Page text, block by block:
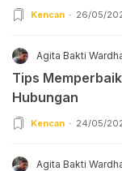
Kencan 26/05/
Agita Bakti
Tips
Hubungan
Kencan 24/05/
Agita Bakti